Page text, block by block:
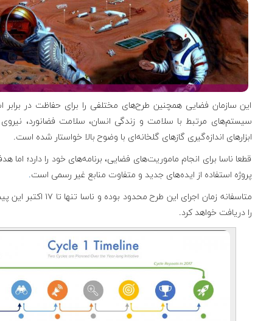
این سازمان فضایی همچنین طرح‌های مختلفی را برای حفاظت در برابر
سیستم‌های مرتبط با سلامت و زندگی انسان، سلامت فضانورد،
ابزارهای اندازه‌گیری گازهای گلخانه‌ای با وضوح بالا خواستار شده است.
قطعا ناسا برای انجام ماموریت‌های فضایی، برنامه‌های خود را دارد؛ اما
پروژه استفاده از ایده‌های جدید و متفاوت منابع غیر رسمی است.
متاسفانه زمان اجرای این طرح
را دریافت خواهد کرد.